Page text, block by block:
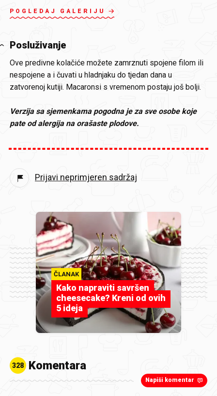
POGLEDAJ GALERIJU
Posluživanje
Ove predivne kolačiće možete zamrznuti spojene filom ili
nespojene a i čuvati u hladnjaku do tjedan dana u
zatvorenoj kutiji. Macaronsi s vremenom postaju još bolji.
Verzija sa sjemenkama pogodna je za sve osobe koje
pate od alergija na orašaste plodove.
Prijavi neprimjeren sadržaj
ČLANAK
Kako napraviti savršen
cheesecake? Kreni od ovih
5 ideja
328 Komentara
Napiši komentar